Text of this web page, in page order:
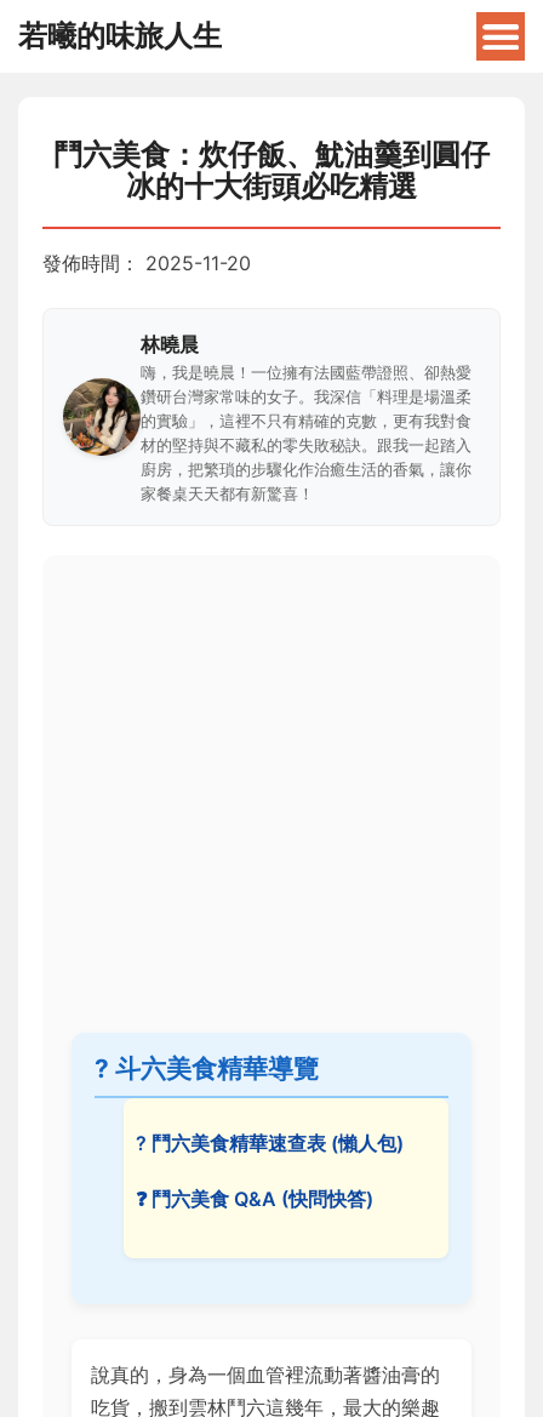
若曦的味旅人生
鬥六美食：炊仔飯、魷油羹到圓仔
冰的十大街頭必吃精選
發佈時間： 2025-11-20
林曉晨
嗨，我是曉晨！一位擁有法國藍帶證照、卻熱愛
鑽研台灣家常味的女子。我深信「料理是場溫柔
的實驗」，這裡不只有精確的克數，更有我對食
材的堅持與不藏私的零失敗秘訣。跟我一起踏入
廚房，把繁瑣的步驟化作治癒生活的香氣，讓你
家餐桌天天都有新驚喜！
? 斗六美食精華導覽
? 鬥六美食精華速查表 (懶人包)
❓ 鬥六美食 Q&A (快問快答)
說真的，身為一個血管裡流動著醬油膏的
吃貨，搬到雲林鬥六這幾年，最大的樂趣